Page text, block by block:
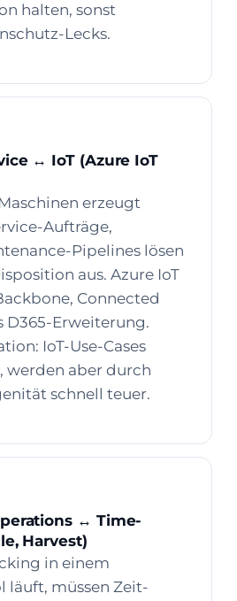
halten, sonst
Lecks.
↔ IoT (Azure IoT
erzeugt
Aufträge,
Pipelines lösen
aus. Azure IoT
Connected
D365-Erweiterung.
IoT-Use-Cases
werden aber durch
schnell teuer.
↔ Time-
Harvest)
in einem
läuft, müssen Zeit-